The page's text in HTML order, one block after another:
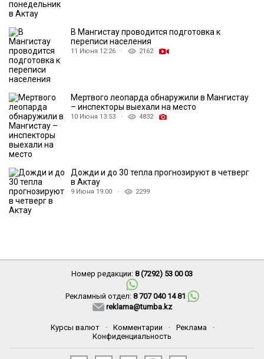
В Мангистау проводится подготовка к
переписи населения
11 Июня 12:26 · 2162
Мертвого леопарда обнаружили в Мангистау
– инспекторы выехали на место
10 Июня 13:53 · 4832
Дожди и до 30 тепла прогнозируют в четверг
в Актау
9 Июня 19:00 · 2299
Номер редакции: 8 (7292) 53 00 03
Рекламный отдел: 8 707 040 14 81
reklama@tumba.kz
Курсы валют · Комментарии · Реклама
·
Конфиденциальность